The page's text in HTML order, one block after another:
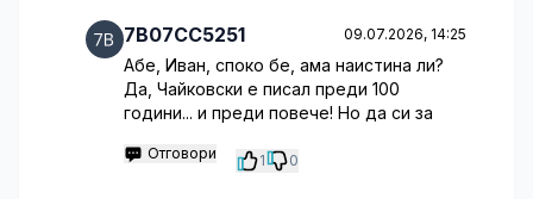
7B07CC5251 09.07.2026, 14:25
Абе, Иван, споко бе, ама наистина ли?
Да, Чайковски е писал преди 100
години... и преди повече! Но да си за
Отговори 1 0